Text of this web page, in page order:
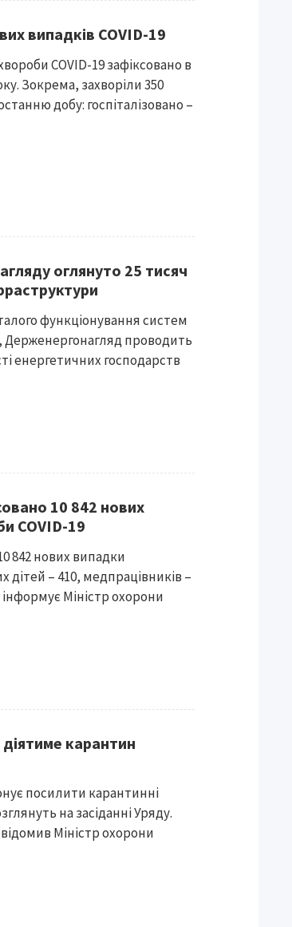
випадків COVID-19
COVID-19 зафіксовано в
Зокрема, захворіли 350
добу: госпіталізовано –
оглянуто 25 тисяч
функціонування систем
Держенергонагляд проводить
енергетичних господарств
10 842 нових
COVID-19
842 нових випадки
дітей – 410, медпрацівників –
Міністр охорони
карантин
посилити карантинні
на засіданні Уряду.
Міністр охорони